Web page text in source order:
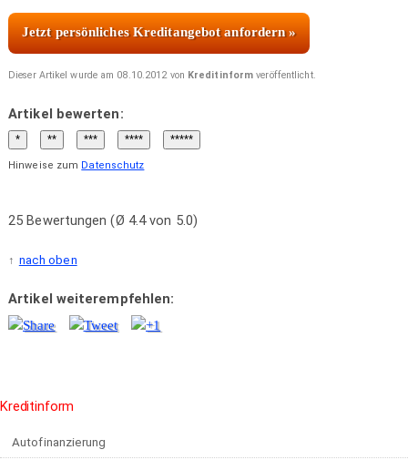
Jetzt persönliches Kreditangebot anfordern »
Dieser Artikel wurde am 08.10.2012 von Kreditinform veröffentlicht.
Artikel bewerten:
Hinweise zum Datenschutz
25 Bewertungen (Ø 4.4 von 5.0)
nach oben
Artikel weiterempfehlen:
Kreditinform
Autofinanzierung